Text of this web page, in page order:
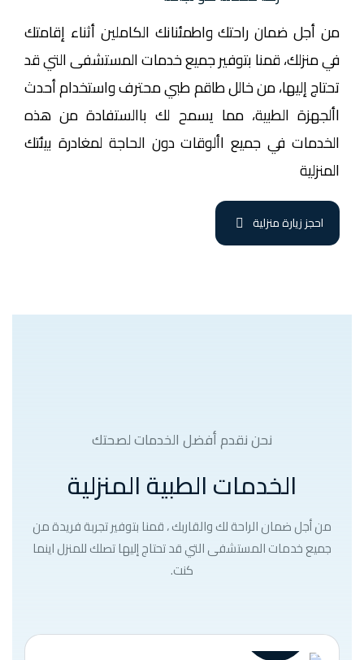
من أجل ضمان راحتك واطمئنانك الكاملين أثناء إقامتك
في منزلك، قمنا بتوفير جميع خدمات المستشفى التي قد
تحتاج إليها، من خالل طاقم طبي محترف واستخدام أحدث
األجهزة الطبية، مما يسمح لك باالستفادة من هذه
الخدمات في جميع األوقات دون الحاجة لمغادرة بيئتك
المنزلية
احجز زيارة منزلية
نحن نقدم أفضل الخدمات لصحتك
الخدمات الطبية المنزلية
من أجل ضمان الراحة لك والقاربك ، قمنا بتوفير تجربة فريدة من
جميع خدمات المستشفى التي قد تحتاج إليها تصلك للمنزل اينما
كنت.